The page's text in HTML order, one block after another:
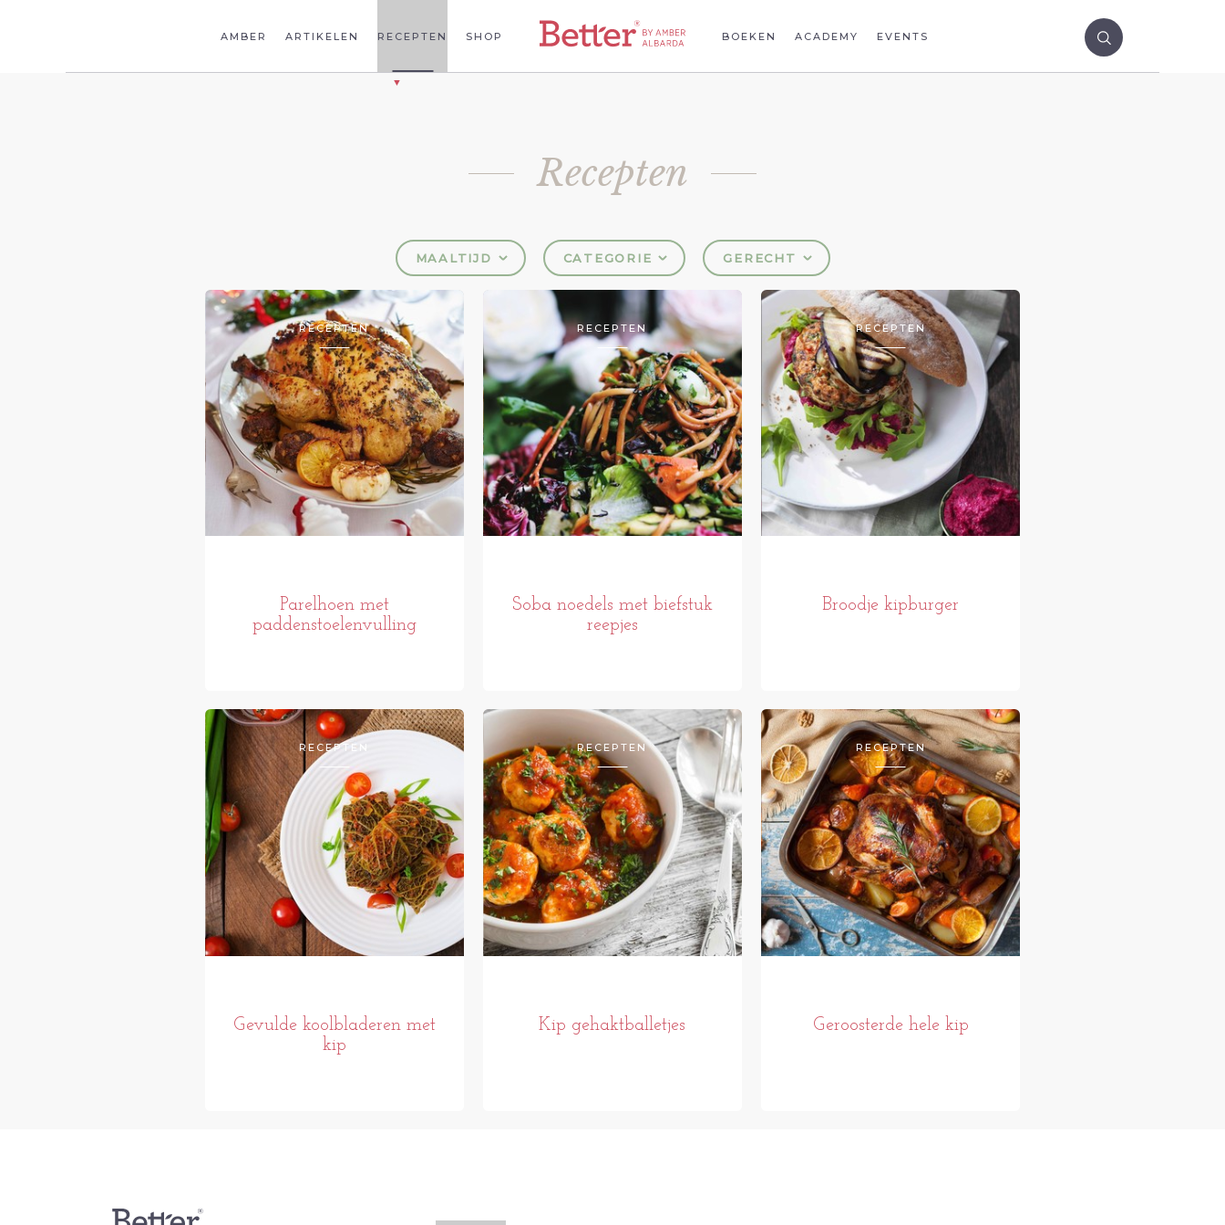
AMBER ARTIKELEN RECEPTEN SHOP BOEKEN ACADEMY EVENTS
Recepten
MAALTIJD CATEGORIE GERECHT
RECEPTEN
Parelhoen met
paddenstoelenvulling
RECEPTEN
Soba noedels met biefstuk
reepjes
RECEPTEN
Broodje kipburger
RECEPTEN
Gevulde koolbladeren met
kip
RECEPTEN
Kip gehaktballetjes
RECEPTEN
Geroosterde hele kip